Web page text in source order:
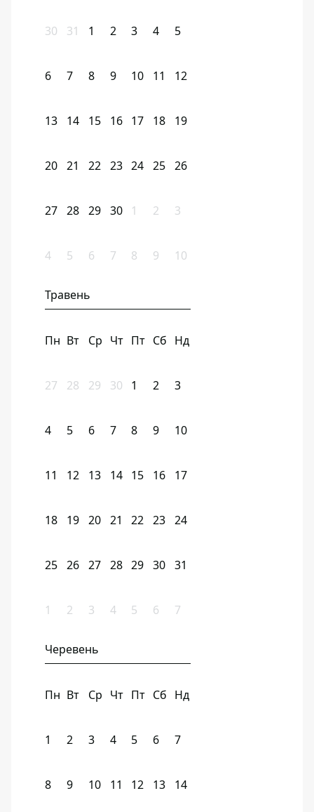
30 31 1 2 3 4 5
6 7 8 9 10 11 12
13 14 15 16 17 18 19
20 21 22 23 24 25 26
27 28 29 30 1 2 3
4 5 6 7 8 9 10
Травень
Пн Вт Ср Чт Пт Сб Нд
27 28 29 30 1 2 3
4 5 6 7 8 9 10
11 12 13 14 15 16 17
18 19 20 21 22 23 24
25 26 27 28 29 30 31
1 2 3 4 5 6 7
Черевень
Пн Вт Ср Чт Пт Сб Нд
1 2 3 4 5 6 7
8 9 10 11 12 13 14